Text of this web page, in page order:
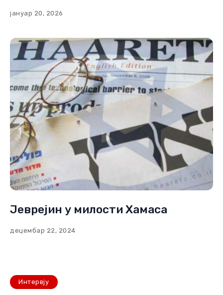
јануар 20, 2026
Јеврејин у милости Хамаса
децембар 22, 2024
Интервју